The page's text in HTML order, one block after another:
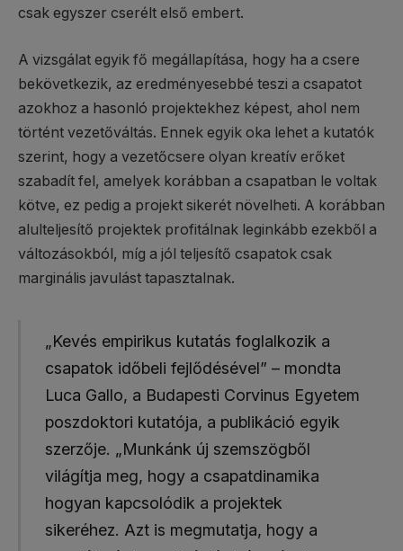
csak egyszer cserélt első embert.
A vizsgálat egyik fő megállapítása, hogy ha a csere
bekövetkezik, az eredményesebbé teszi a csapatot
azokhoz a hasonló projektekhez képest, ahol nem
történt vezetőváltás. Ennek egyik oka lehet a kutatók
szerint, hogy a vezetőcsere olyan kreatív erőket
szabadít fel, amelyek korábban a csapatban le voltak
kötve, ez pedig a projekt sikerét növelheti. A korábban
alulteljesítő projektek profitálnak leginkább ezekből a
változásokból, míg a jól teljesítő csapatok csak
marginális javulást tapasztalnak.
„Kevés empirikus kutatás foglalkozik a
csapatok időbeli fejlődésével” – mondta
Luca Gallo, a Budapesti Corvinus Egyetem
poszdoktori kutatója, a publikáció egyik
szerzője. „Munkánk új szemszögből
világítja meg, hogy a csapatdinamika
hogyan kapcsolódik a projektek
sikeréhez. Azt is megmutatja, hogy a